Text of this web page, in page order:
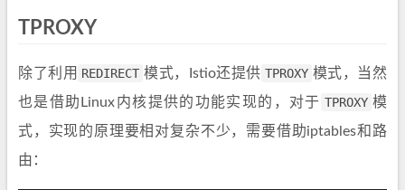
TPROXY
除了利用 REDIRECT 模式，Istio还提供 TPROXY 模式，当然
也是借助Linux内核提供的功能实现的，对于 TPROXY 模
式，实现的原理要相对复杂不少，需要借助iptables和路
由：